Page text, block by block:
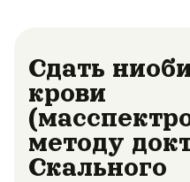
Сдать
крови
методу
Скального